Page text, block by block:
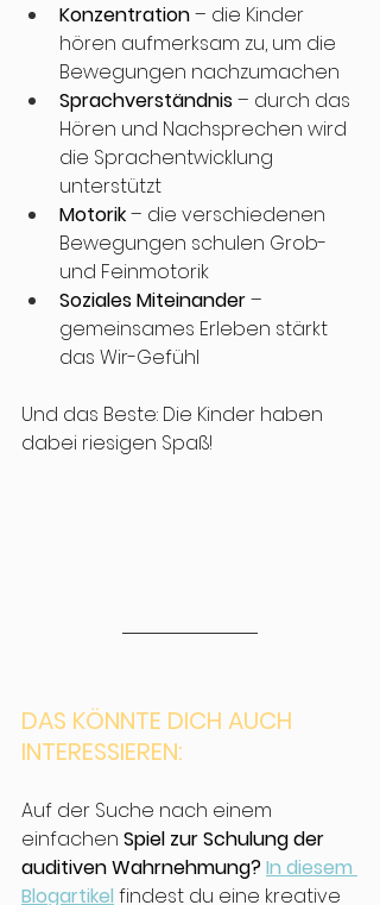
Konzentration – die Kinder
hören aufmerksam zu, um die
Bewegungen nachzumachen
Sprachverständnis – durch das
Hören und Nachsprechen wird
die Sprachentwicklung
unterstützt
Motorik – die verschiedenen
Bewegungen schulen Grob-
und Feinmotorik
Soziales Miteinander –
gemeinsames Erleben stärkt
das Wir-Gefühl
Und das Beste: Die Kinder haben
dabei riesigen Spaß!
DAS KÖNNTE DICH AUCH
INTERESSIEREN:
Auf der Suche nach einem
einfachen Spiel zur Schulung der
auditiven Wahrnehmung?In diesem
Blogartikel findest du eine kreative